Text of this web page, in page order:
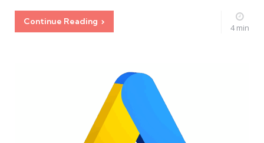
Continue Reading
4 min